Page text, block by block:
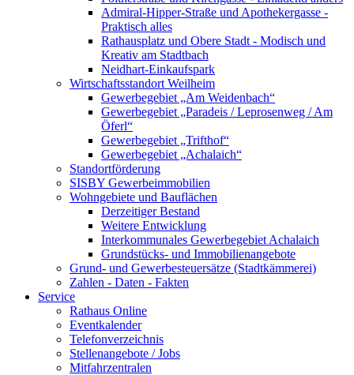
Admiral-Hipper-Straße und Apothekergasse -
Praktisch alles
Rathausplatz und Obere Stadt - Modisch und
Kreativ am Stadtbach
Neidhart-Einkaufspark
Wirtschaftsstandort Weilheim
Gewerbegebiet „Am Weidenbach“
Gewerbegebiet „Paradeis / Leprosenweg / Am
Öferl“
Gewerbegebiet „Trifthof“
Gewerbegebiet „Achalaich“
Standortförderung
SISBY Gewerbeimmobilien
Wohngebiete und Bauflächen
Derzeitiger Bestand
Weitere Entwicklung
Interkommunales Gewerbegebiet Achalaich
Grundstücks- und Immobilienangebote
Grund- und Gewerbesteuersätze (Stadtkämmerei)
Zahlen - Daten - Fakten
Service
Rathaus Online
Eventkalender
Telefonverzeichnis
Stellenangebote / Jobs
Mitfahrzentralen